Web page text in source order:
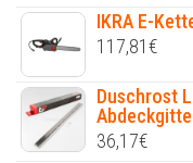
IKRA E-
117,81€
Duschrost
36,17€